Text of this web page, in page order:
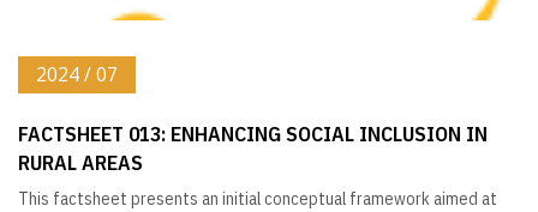
2024 / 07
FACTSHEET 013: ENHANCING SOCIAL INCLUSION IN
RURAL AREAS
This factsheet presents an initial conceptual framework aimed at